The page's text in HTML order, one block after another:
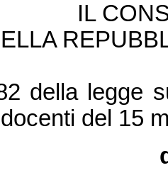
IL
della legge
del 15